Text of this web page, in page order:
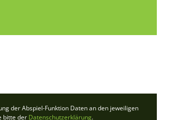
der Abspiel-Funktion Daten an den jeweiligen
bitte der Datenschutzerklärung.